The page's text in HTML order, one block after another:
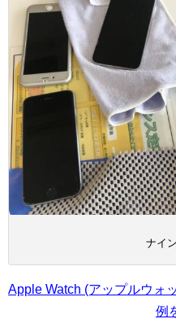
ナイ
Apple Watch (アップルウォ
例